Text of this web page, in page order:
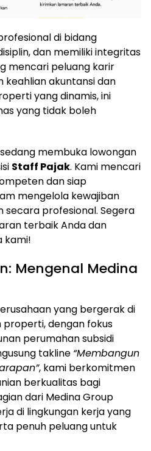
di bidang
dan memiliki integritas
mencari peluang karir
akuntansi dan
yang dinamis, ini
yang tidak boleh
membuka lowongan
Staff Pajak. Kami mencari
dan siap
mengelola kewajiban
secara profesional. Segera
terbaik Anda dan
kami!
Mengenal Medina
yang bergerak di
dengan fokus
perumahan subsidi
takline “Membangun
, kami berkomitmen
berkualitas bagi
dari Medina Group
di lingkungan kerja yang
penuh peluang untuk